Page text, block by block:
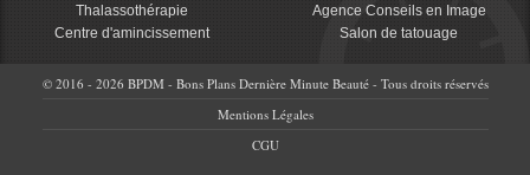
Thalassothérapie
Centre d'amincissement
Agence Conseils en Image
Salon de tatouage
© 2016 - 2026 BPDM - Bons Plans Dernière Minute Beauté - Tous droits réservés
Mentions Légales
CGU